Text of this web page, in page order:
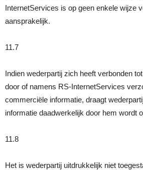
InternetServices is op geen enkele wijze
aansprakelijk.
11.7
Indien wederpartij zich heeft verbonden
door of namens RS-InternetServices
commerciële informatie, draagt
informatie daadwerkelijk door hem wordt
11.8
Het is wederpartij uitdrukkelijk niet